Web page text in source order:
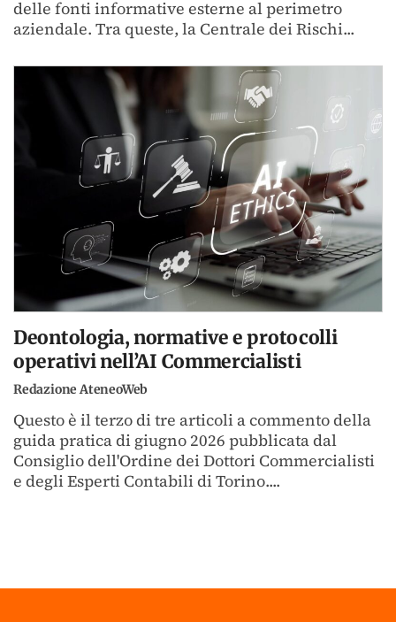
delle fonti informative esterne al perimetro
aziendale. Tra queste, la Centrale dei Rischi...
Deontologia, normative e protocolli
operativi nell’AI Commercialisti
Redazione AteneoWeb
Questo è il terzo di tre articoli a commento della
guida pratica di giugno 2026 pubblicata dal
Consiglio dell'Ordine dei Dottori Commercialisti
e degli Esperti Contabili di Torino....